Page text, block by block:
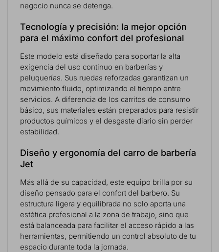
negocio nunca se detenga.
Tecnología y precisión: la mejor opción
para el máximo confort del profesional
Este modelo está diseñado para soportar la alta
exigencia del uso continuo en barberías y
peluquerías. Sus ruedas reforzadas garantizan un
movimiento fluido, optimizando el tiempo entre
servicios. A diferencia de los carritos de consumo
básico, sus materiales están preparados para resistir
productos químicos y el desgaste diario sin perder
estabilidad.
Diseño y ergonomía del carro de barbería
Jet
Más allá de su capacidad, este equipo brilla por su
diseño pensado para el confort del barbero. Su
estructura ligera y equilibrada no solo aporta una
estética profesional a la zona de trabajo, sino que
está balanceada para facilitar el acceso rápido a las
herramientas, permitiendo un control absoluto de tu
espacio durante toda la jornada.